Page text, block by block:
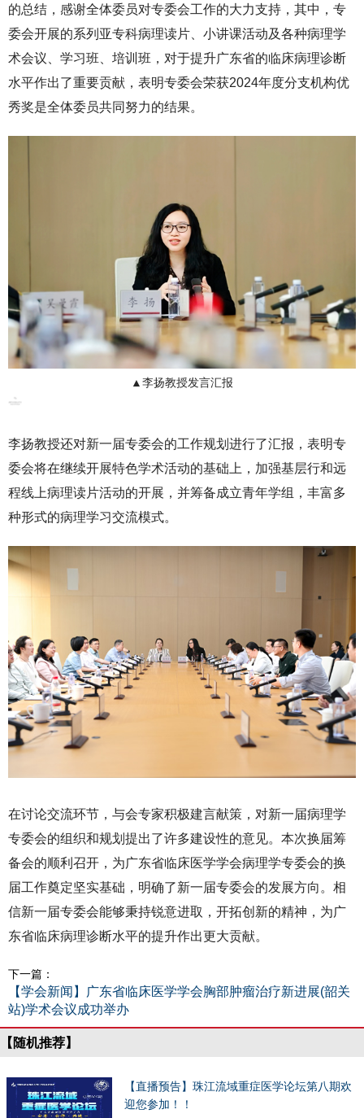
的总结，感谢全体委员对专委会工作的大力支持，其中，专
委会开展的系列亚专科病理读片、小讲课活动及各种病理学
术会议、学习班、培训班，对于提升广东省的临床病理诊断
水平作出了重要贡献，表明专委会荣获2024年度分支机构优
秀奖是全体委员共同努力的结果。
▲李扬教授发言汇报
李扬教授还对新一届专委会的工作规划进行了汇报，表明专
委会将在继续开展特色学术活动的基础上，加强基层行和远
程线上病理读片活动的开展，并筹备成立青年学组，丰富多
种形式的病理学习交流模式。
在讨论交流环节，与会专家积极建言献策，对新一届病理学
专委会的组织和规划提出了许多建设性的意见。本次换届筹
备会的顺利召开，为广东省临床医学学会病理学专委会的换
届工作奠定坚实基础，明确了新一届专委会的发展方向。相
信新一届专委会能够秉持锐意进取，开拓创新的精神，为广
东省临床病理诊断水平的提升作出更大贡献。
下一篇：
【学会新闻】广东省临床医学学会胸部肿瘤治疗新进展(韶关
站)学术会议成功举办
【随机推荐】
【直播预告】珠江流域重症医学论坛第八期欢
迎您参加！！